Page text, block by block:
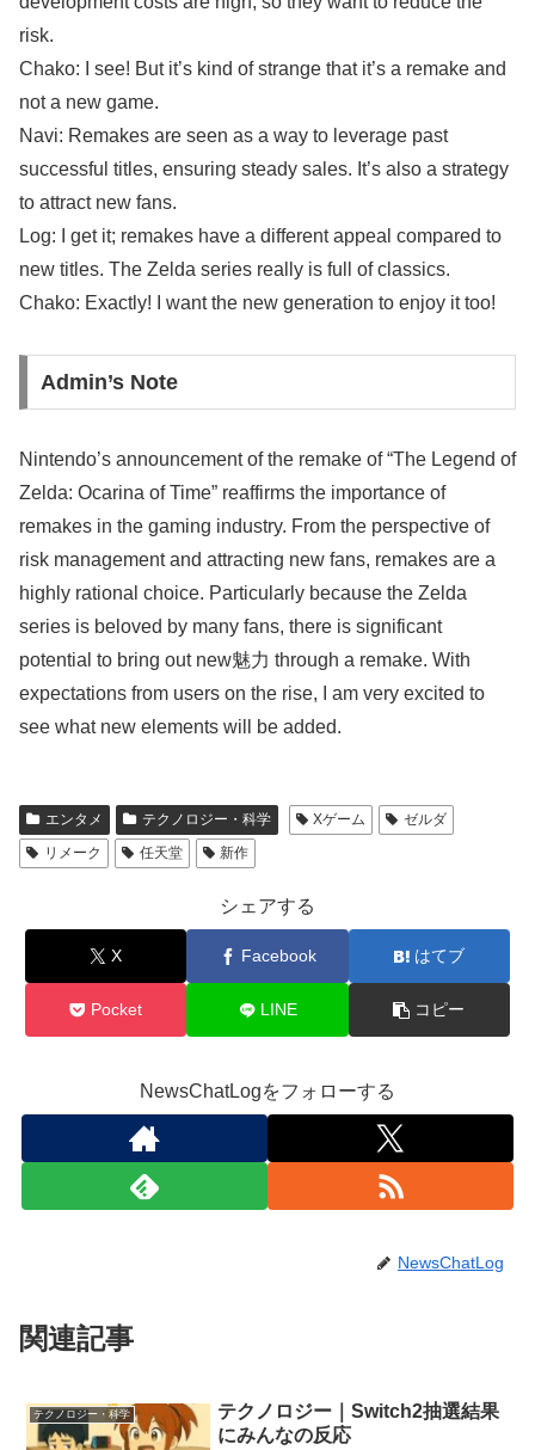
risk.
Chako: I see! But it’s kind of strange that it’s a remake and
not a new game.
Navi: Remakes are seen as a way to leverage past
successful titles, ensuring steady sales. It’s also a strategy
to attract new fans.
Log: I get it; remakes have a different appeal compared to
new titles. The Zelda series really is full of classics.
Chako: Exactly! I want the new generation to enjoy it too!
Admin’s Note
Nintendo’s announcement of the remake of “The Legend of
Zelda: Ocarina of Time” reaffirms the importance of
remakes in the gaming industry. From the perspective of
risk management and attracting new fans, remakes are a
highly rational choice. Particularly because the Zelda
series is beloved by many fans, there is significant
potential to bring out new魅力 through a remake. With
expectations from users on the rise, I am very excited to
see what new elements will be added.
エンタメ テクノロジー・科学 Xゲーム
ゼルダ
リメーク
任天堂 新作
シェアする
X Facebook はてブ
Pocket LINE コピー
NewsChatLogをフォローする
NewsChatLog
関連記事
テクノロジー・科学
テクノロジー｜Switch2抽選結果
にみんなの反応